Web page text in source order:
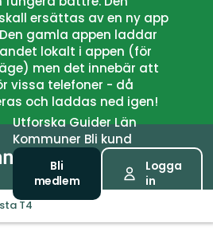
ersättas av en ny app
gamla appen laddar
lokalt i appen (för
men det innebär att
vissa telefoner - då
och laddas ned igen!
UtforskaGuiderLän
Kommuner Bli kund
Bli
medlem
Logga
in
T4